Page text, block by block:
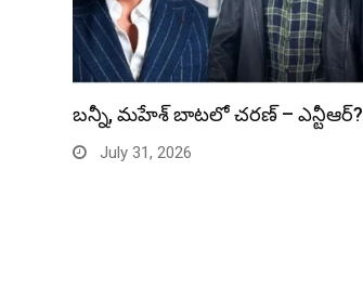
బన్నీ, మహేశ్ బాటలో చరణ్ – ఎన్టీఆర్?
July 31, 2026